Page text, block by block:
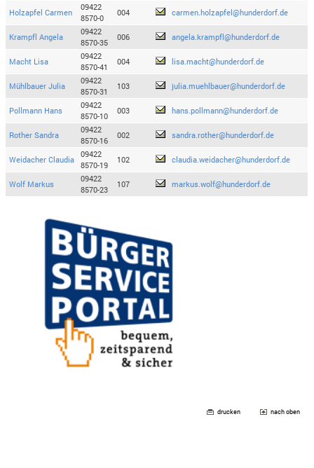
Holzapfel Carmen
09422
8570-0
004 carmen.holzapfel@hunderdorf.de
Krampfl Angela
09422
8570-35
006 angela.krampfl@hunderdorf.de
Macht Lisa
09422
8570-41
004 lisa.macht@hunderdorf.de
Mühlbauer Julia
09422
8570-31
103 julia.muehlbauer@hunderdorf.de
Pollmann Hans
09422
8570-10
003 hans.pollmann@hunderdorf.de
Rother Sandra
09422
8570-16
002 sandra.rother@hunderdorf.de
Weidacher Claudia
09422
8570-19
102 claudia.weidacher@hunderdorf.de
Wolf Markus
09422
8570-23
107 markus.wolf@hunderdorf.de
drucken nach oben